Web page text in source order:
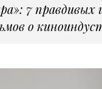
7
о